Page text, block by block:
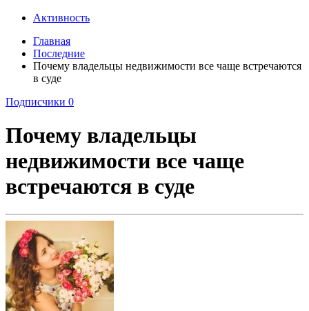
Активность
Главная
Последние
Почему владельцы недвижимости все чаще встречаются
в суде
Подписчики 0
Почему владельцы
недвижимости все чаще
встречаются в суде